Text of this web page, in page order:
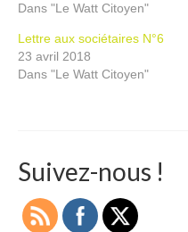
Dans "Le Watt Citoyen"
Lettre aux sociétaires N°6
23 avril 2018
Dans "Le Watt Citoyen"
Suivez-nous !